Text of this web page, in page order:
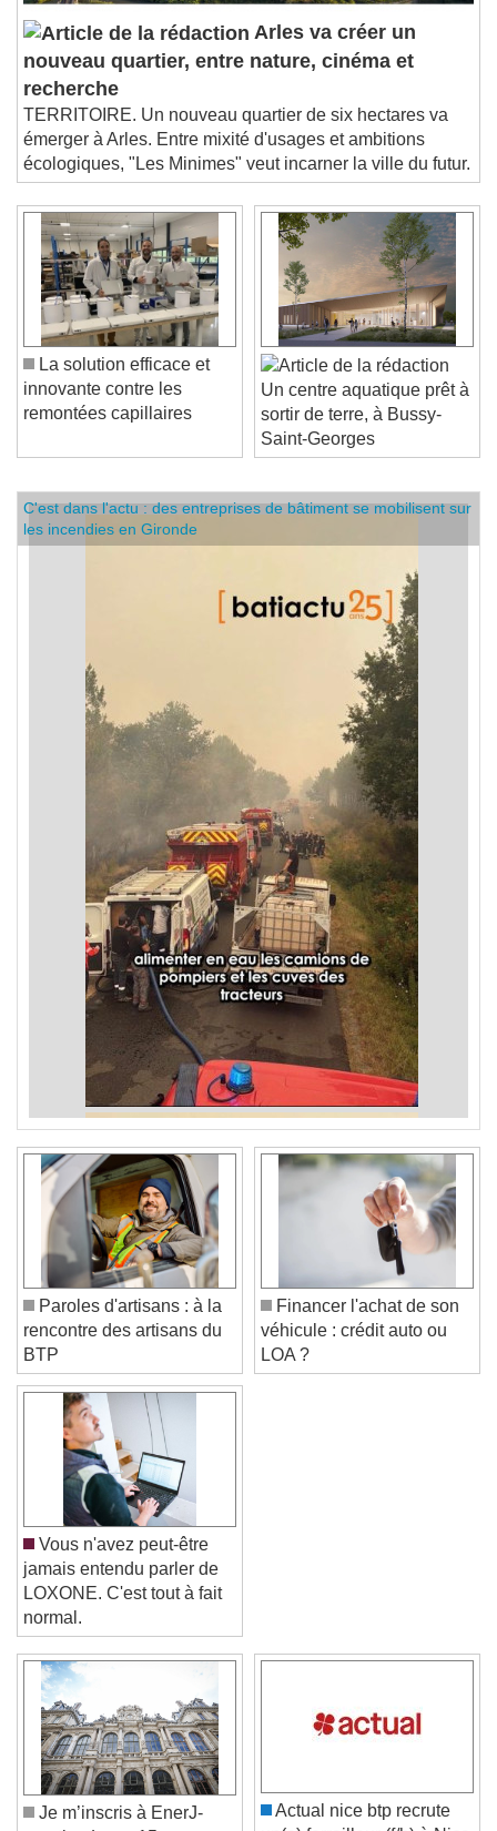
nouveau quartier, entre nature, cinéma et
recherche
TERRITOIRE. Un nouveau quartier de six hectares va
émerger à Arles. Entre mixité d'usages et ambitions
écologiques, "Les Minimes" veut incarner la ville du futur.
La solution efficace et
innovante contre les
remontées capillaires
Un centre aquatique prêt à
sortir de terre, à Bussy-
Saint-Georges
Video Player is loading.
Play Video
Play
Skip Backward
Unmute
Current Time0:00
C'est dans l'actu : des entreprises de bâtiment se mobilisent sur
les incendies en Gironde
Paroles d'artisans : à la
rencontre des artisans du
BTP
Financer l'achat de son
véhicule : crédit auto ou
LOA ?
Vous n'avez peut-être
jamais entendu parler de
LOXONE. C'est tout à fait
normal.
Je m’inscris à EnerJ-
meeting Lyon, 15
Actual nice btp recrute
un(e) ferrailleur (f/h) à Nice